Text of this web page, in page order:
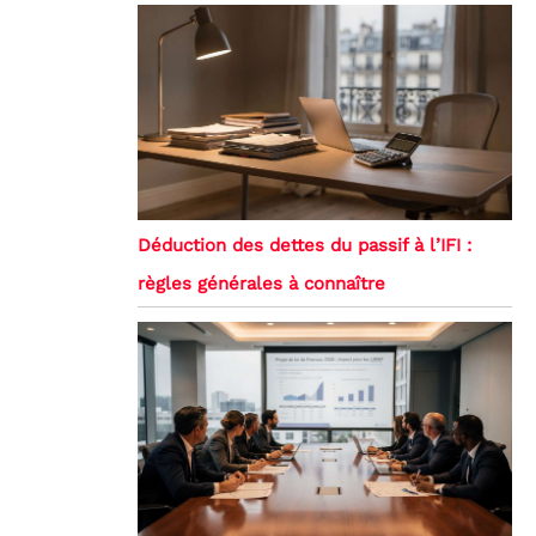
Déduction des dettes du passif à l’IFI :
règles générales à connaître